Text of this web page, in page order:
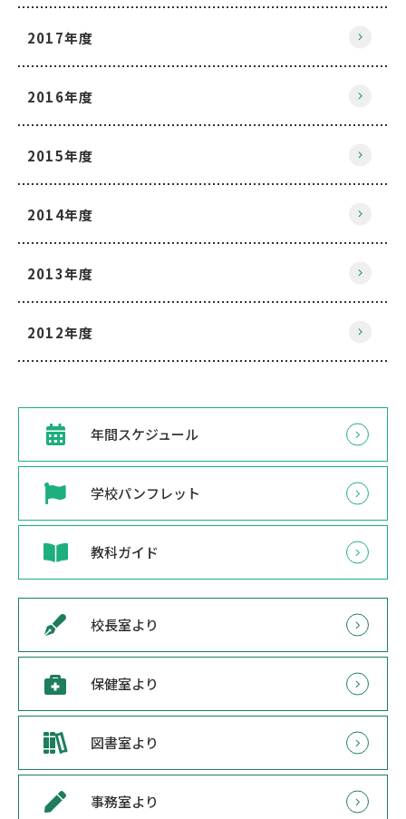
2017年度
2016年度
2015年度
2014年度
2013年度
2012年度
年間スケジュール
学校パンフレット
教科ガイド
校長室より
保健室より
図書室より
事務室より